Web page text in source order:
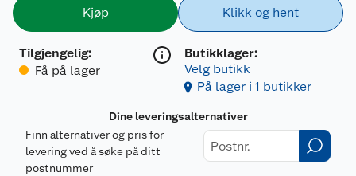
Kjøp
Tilgjengelig:
Få på lager
Klikk og hent
Butikklager:
Velg butikk
På lager i 1 butikker
Dine leveringsalternativer
Finn alternativer og pris for
levering ved å søke på ditt
postnummer